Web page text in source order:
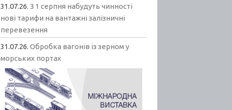
31.07.26.З 1 серпня набудуть чинності
нові тарифи на вантажні залізничні
перевезення
31.07.26.Обробка вагонів із зерном у
морських портах